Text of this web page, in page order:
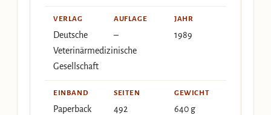
VERLAG
Deutsche
Veterinärmedizinische
Gesellschaft
AUFLAGE
–
JAHR
1989
EINBAND
Paperback
SEITEN
492
GEWICHT
640 g